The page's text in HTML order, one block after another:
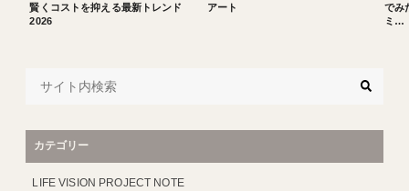
賢くコストを抑える最新トレンド
2026
アート
でみ
ミ…
カテゴリー
LIFE VISION PROJECT NOTE